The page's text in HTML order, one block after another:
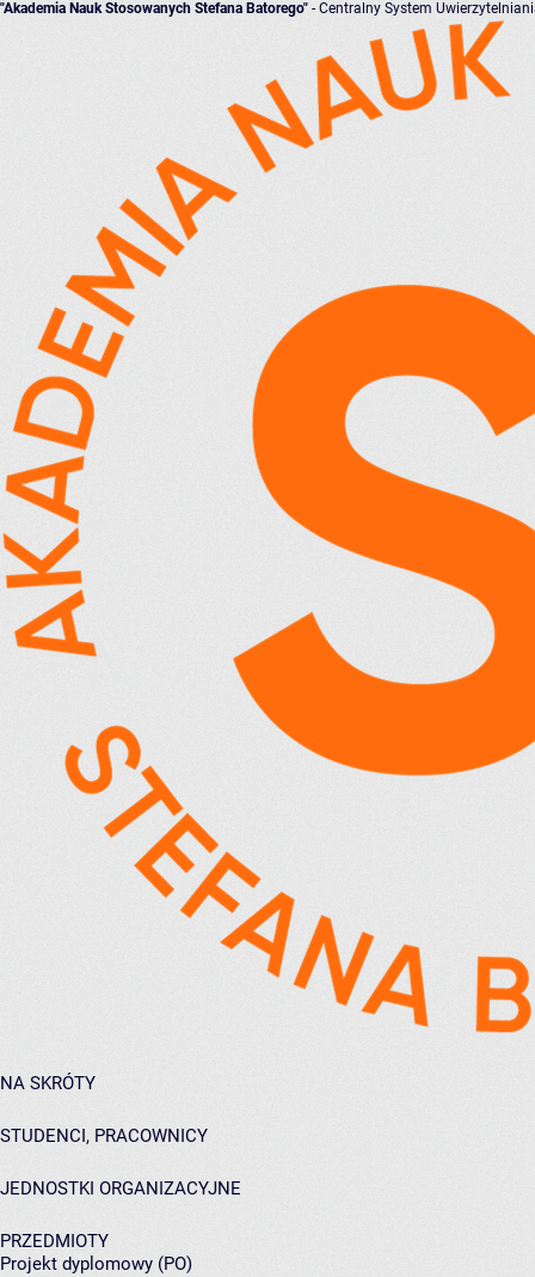
"Akademia Nauk Stosowanych Stefana Batorego" - Centralny System
NA SKRÓTY
STUDENCI, PRACOWNICY
JEDNOSTKI ORGANIZACYJNE
PRZEDMIOTY
Projekt dyplomowy (PO)